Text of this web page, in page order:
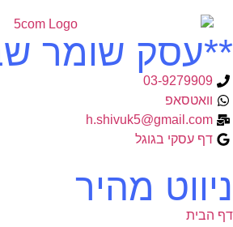
**עסק שומר
03-9279909
וואטסאפ
h.shivuk5@gmail.com
דף עסקי בגוגל
ניווט מהיר
דף הבית